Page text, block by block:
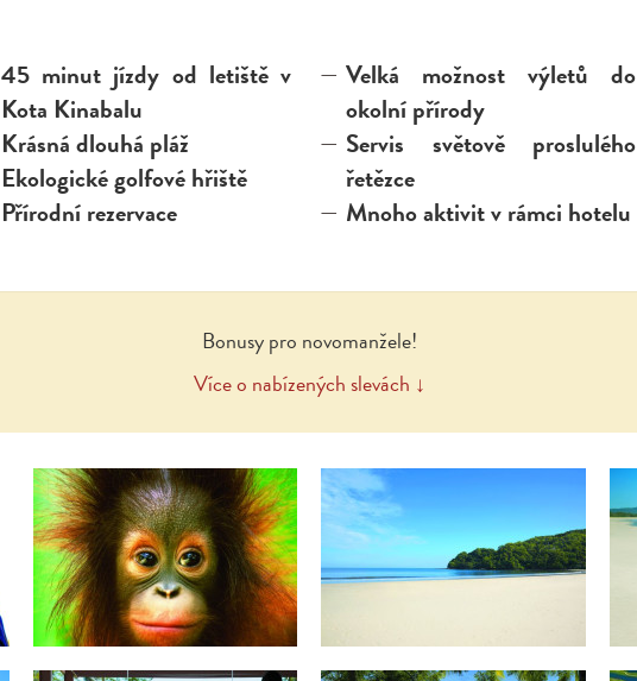
45 minut jízdy od letiště v
Kota Kinabalu
Krásná dlouhá pláž
Ekologické golfové hřiště
Přírodní rezervace
Velká možnost výletů do
okolní přírody
Servis světově proslulého
řetězce
Mnoho aktivit v rámci hotelu
Bonusy pro novomanžele!
Více o nabízených slevách ↓